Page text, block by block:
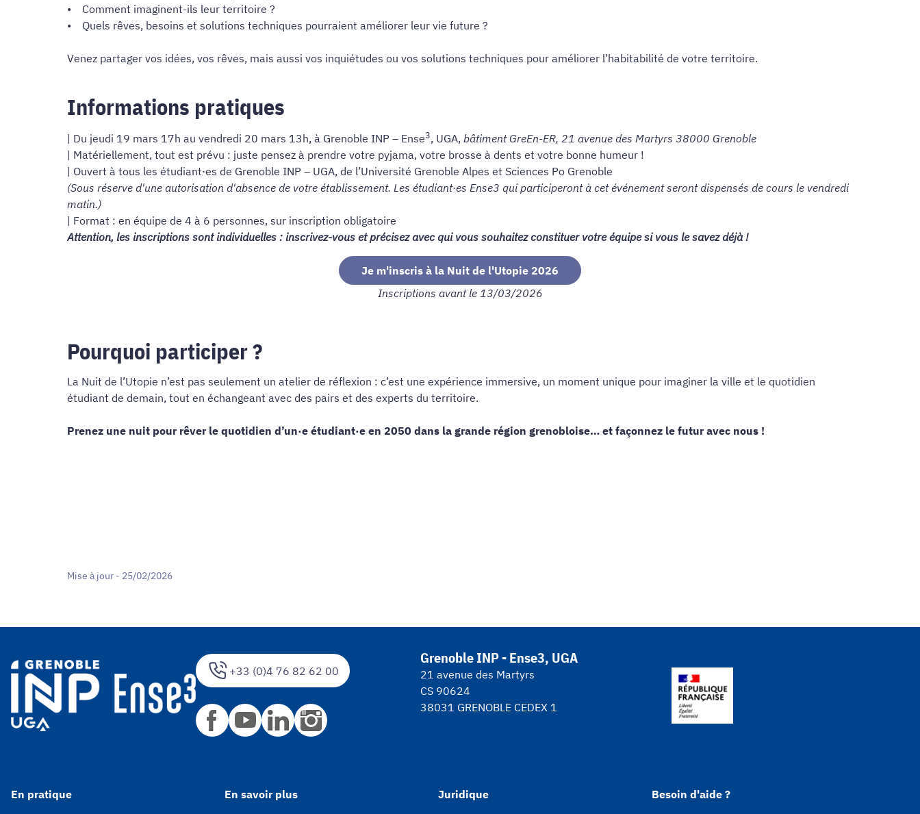
• Comment imaginent-ils leur territoire ?
• Quels rêves, besoins et solutions techniques pourraient améliorer leur vie future ?
Venez partager vos idées, vos rêves, mais aussi vos inquiétudes ou vos solutions techniques pour améliorer l’habitabilité de votre territoire.
Informations pratiques
| Du jeudi 19 mars 17h au vendredi 20 mars 13h, à Grenoble INP – Ense3, UGA, bâtiment GreEn-ER, 21 avenue des Martyrs 38000 Grenoble
| Matériellement, tout est prévu : juste pensez à prendre votre pyjama, votre brosse à dents et votre bonne humeur !
| Ouvert à tous les étudiant·es de Grenoble INP – UGA, de l’Université Grenoble Alpes et Sciences Po Grenoble
(Sous réserve d'une autorisation d'absence de votre établissement. Les étudiant·es Ense3 qui participeront à cet événement seront dispensés de cours le vendredi
matin.)
| Format : en équipe de 4 à 6 personnes, sur inscription obligatoire
Attention, les inscriptions sont individuelles : inscrivez-vous et précisez avec qui vous souhaitez constituer votre équipe si vous le savez déjà !
Je m'inscris à la Nuit de l'Utopie 2026
Inscriptions avant le 13/03/2026
Pourquoi participer ?
La Nuit de l’Utopie n’est pas seulement un atelier de réflexion : c’est une expérience immersive, un moment unique pour imaginer la ville et le quotidien
étudiant de demain, tout en échangeant avec des pairs et des experts du territoire.
Prenez une nuit pour rêver le quotidien d’un·e étudiant·e en 2050 dans la grande région grenobloise… et façonnez le futur avec nous !
Mise à jour - 25/02/2026
+33 (0)4 76 82 62 00
Grenoble INP - Ense3, UGA
21 avenue des Martyrs
CS 90624
38031 GRENOBLE CEDEX 1
En pratique En savoir plus Juridique Besoin d'aide ?